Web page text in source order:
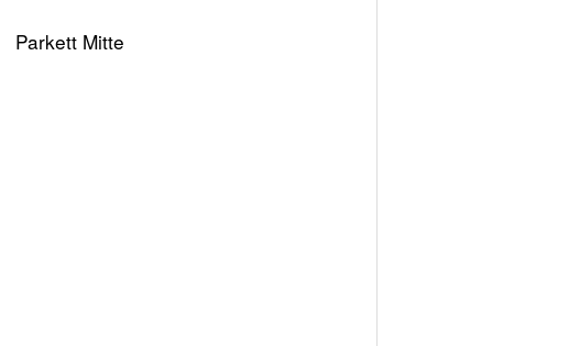
Parkett Mitte